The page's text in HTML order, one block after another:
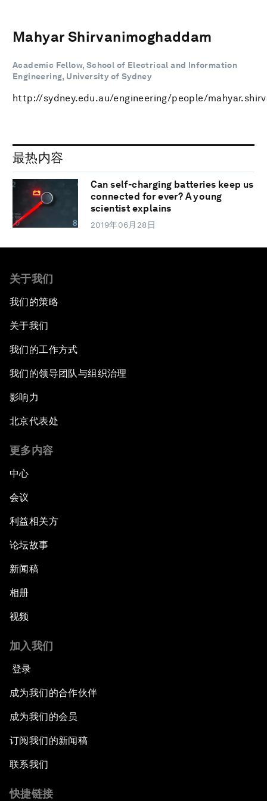
Mahyar Shirvanimoghaddam
Academic Fellow, School of Electrical and Information
Engineering, University of Sydney
http://sydney.edu.au/engineering/people/
最热内容
Can self-charging batteries keep us
connected for ever? A young
scientist explains
2019年06月28日
关于我们
我们的策略
关于我们
我们的工作方式
我们的领导团队与组织治理
影响力
北京代表处
更多内容
中心
会议
利益相关方
论坛故事
新闻稿
相册
视频
加入我们
登录
成为我们的合作伙伴
成为我们的会员
订阅我们的新闻稿
联系我们
快捷链接